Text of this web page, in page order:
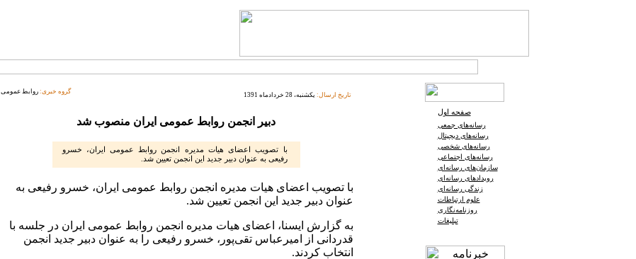
گروه خبری: روابط عمومی تاریخ ارسال: یکشنبه، 28 خردادماه 1391
دبیر انجمن روابط عمومی ایران منصوب شد
با تصویب اعضای هیات مدیره انجمن روابط عمومی ایران، خسرو
رفیعی به عنوان دبیر جدید این انجمن تعیین شد.
با تصویب اعضای هیات مدیره انجمن روابط عمومی ایران، خسرو رفیعی به
عنوان دبیر جدید این انجمن تعیین شد.
به گزارش ایسنا، اعضای هیات مدیره انجمن روابط عمومی ایران در جلسه با
قدردانی از امیرعباس تقی‌پور، خسرو رفیعی را به عنوان دبیر جدید انجمن
انتخاب کردند.
صفحه اول
رسانه‌های جمعی
رسانه‌های دیجیتال
رسانه‌های شخصی
رسانه‌های اجتماعی
سازمان‌های رسانه‌ای
رویدادهای رسانه‌ای
زندگی رسانه‌ای
علوم ارتباطات
روزنامه‌نگاری
تبلیغات